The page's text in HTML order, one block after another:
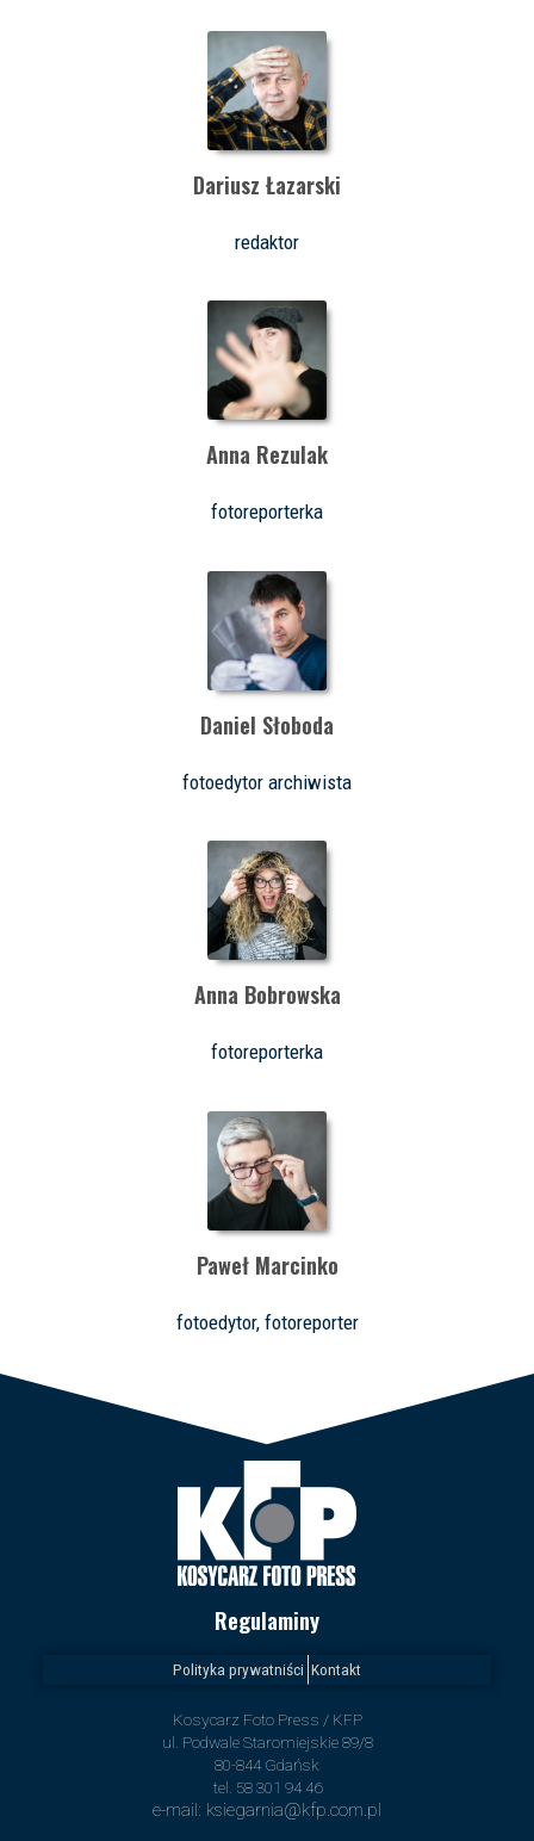
Dariusz Łazarski
redaktor
Anna Rezulak
fotoreporterka
Daniel Słoboda
fotoedytor archiwista
Anna Bobrowska
fotoreporterka
Paweł Marcinko
fotoedytor, fotoreporter
Regulaminy
Polityka prywatniści Kontakt
Kosycarz Foto Press / KFP
ul. Podwale Staromiejskie 89/8
80-844 Gdańsk
tel. 58 301 94 46
e-mail: ksiegarnia@kfp.com.pl